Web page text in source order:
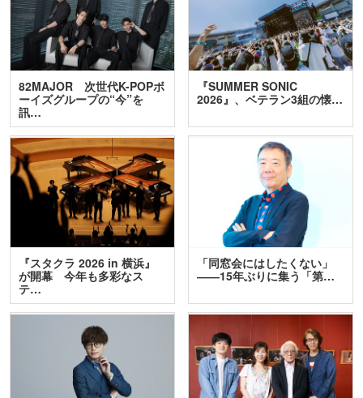
82MAJOR 次世代K-POPボ
ーイズグループの“今”を
訊…
『SUMMER SONIC
2026』、ベテラン3組の懐…
『スタクラ 2026 in 横浜』
が開幕 今年も多彩なス
テ…
「同窓会にはしたくない」
――15年ぶりに集う「第…